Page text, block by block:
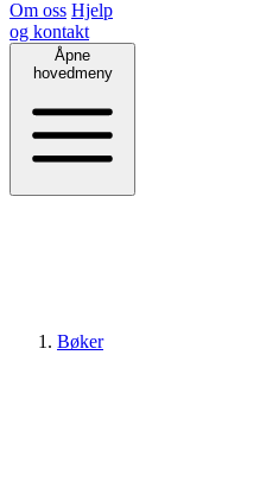
Om oss Hjelp
og kontakt
Åpne
hovedmeny
Bøker